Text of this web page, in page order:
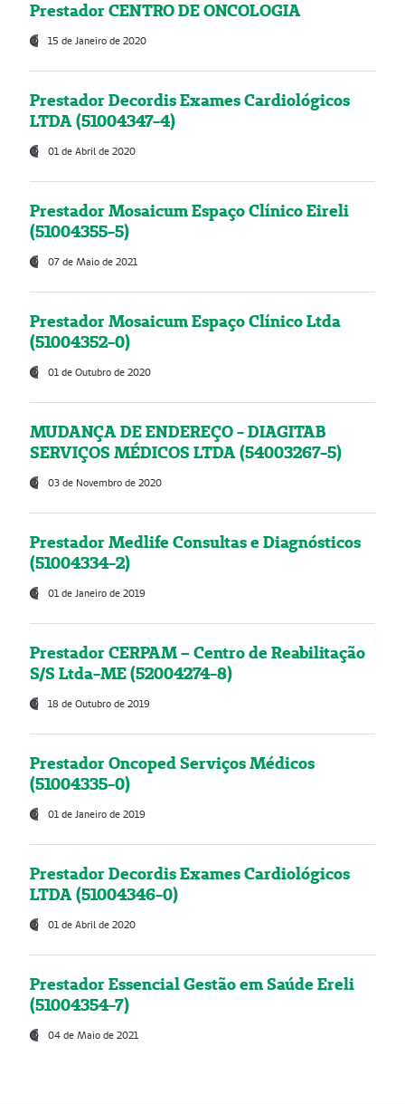
Prestador CENTRO DE ONCOLOGIA
15 de Janeiro de 2020
Prestador Decordis Exames Cardiológicos
LTDA (51004347-4)
01 de Abril de 2020
Prestador Mosaicum Espaço Clínico Eireli
(51004355-5)
07 de Maio de 2021
Prestador Mosaicum Espaço Clínico Ltda
(51004352-0)
01 de Outubro de 2020
MUDANÇA DE ENDEREÇO - DIAGITAB
SERVIÇOS MÉDICOS LTDA (54003267-5)
03 de Novembro de 2020
Prestador Medlife Consultas e Diagnósticos
(51004334-2)
01 de Janeiro de 2019
Prestador CERPAM – Centro de Reabilitação
S/S Ltda-ME (52004274-8)
18 de Outubro de 2019
Prestador Oncoped Serviços Médicos
(51004335-0)
01 de Janeiro de 2019
Prestador Decordis Exames Cardiológicos
LTDA (51004346-0)
01 de Abril de 2020
Prestador Essencial Gestão em Saúde Ereli
(51004354-7)
04 de Maio de 2021